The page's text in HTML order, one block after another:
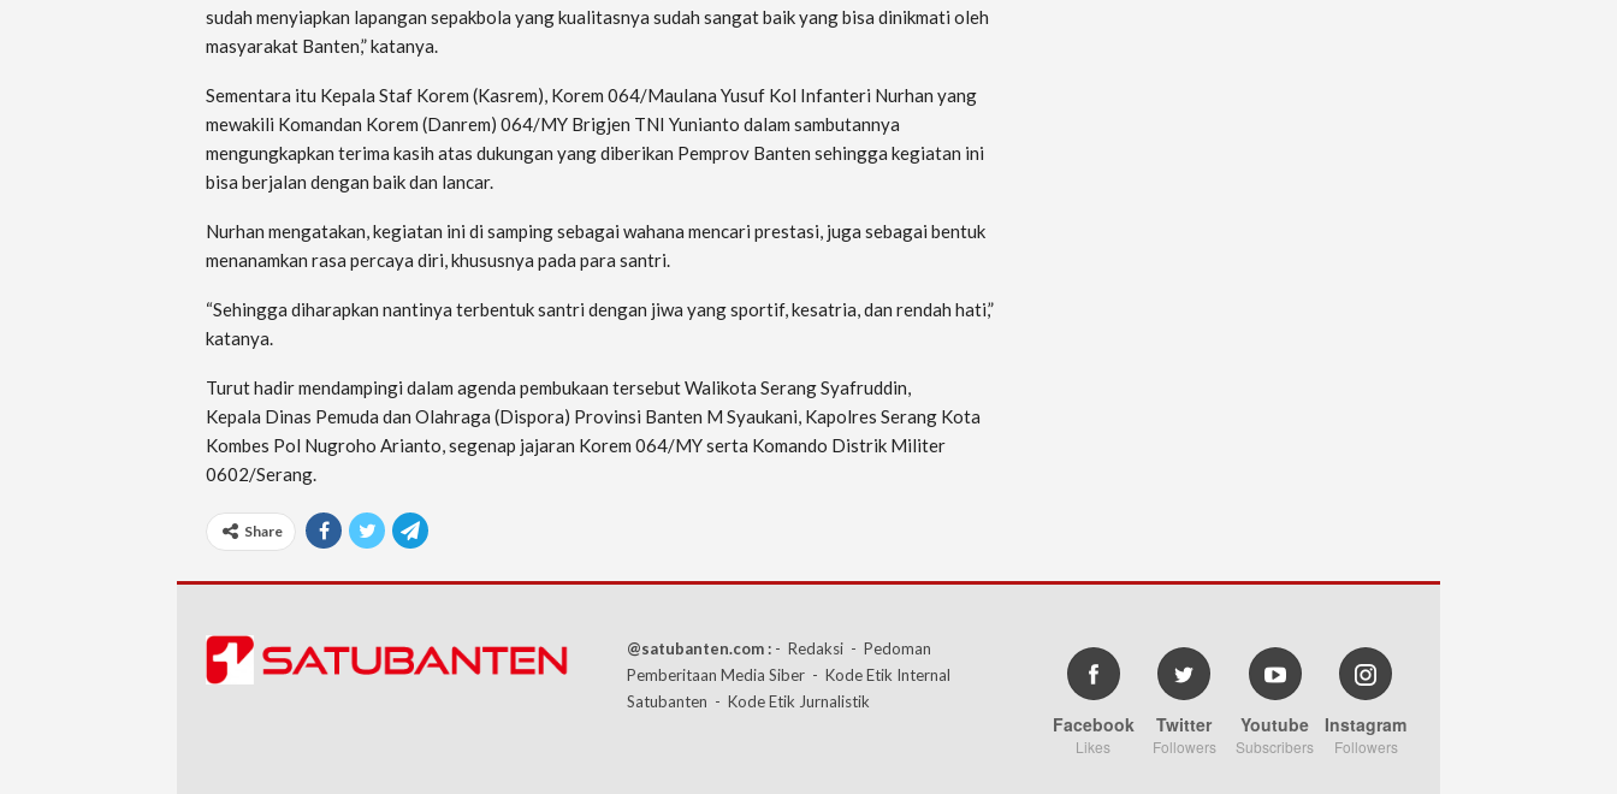
sudah menyiapkan lapangan sepakbola yang kualitasnya sudah sangat baik yang bisa dinikmati oleh
masyarakat Banten,” katanya.
Sementara itu Kepala Staf Korem (Kasrem), Korem 064/Maulana Yusuf Kol Infanteri Nurhan yang
mewakili Komandan Korem (Danrem) 064/MY Brigjen TNI Yunianto dalam sambutannya
mengungkapkan terima kasih atas dukungan yang diberikan Pemprov Banten sehingga kegiatan ini
bisa berjalan dengan baik dan lancar.
Nurhan mengatakan, kegiatan ini di samping sebagai wahana mencari prestasi, juga sebagai bentuk
menanamkan rasa percaya diri, khususnya pada para santri.
“Sehingga diharapkan nantinya terbentuk santri dengan jiwa yang sportif, kesatria, dan rendah hati,”
katanya.
Turut hadir mendampingi dalam agenda pembukaan tersebut Walikota Serang Syafruddin,
Kepala Dinas Pemuda dan Olahraga (Dispora) Provinsi Banten M Syaukani, Kapolres Serang Kota
Kombes Pol Nugroho Arianto, segenap jajaran Korem 064/MY serta Komando Distrik Militer
0602/Serang.
Share
@satubanten.com : - Redaksi - Pedoman
Pemberitaan Media Siber - Kode Etik Internal
Satubanten - Kode Etik Jurnalistik
Facebook
Likes
Twitter
Followers
Youtube
Subscribers
Instagram
Followers